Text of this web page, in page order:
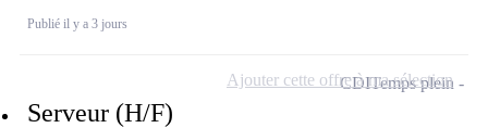
Publié il y a 3 jours
Serveur (H/F)
CDITemps plein
Ajouter cette offre à ma sélection